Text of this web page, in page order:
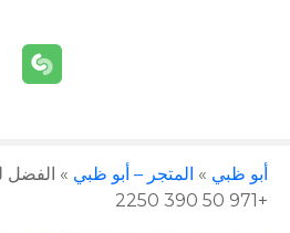
أبو ظبي » المتجر – أبو ظبي » الفضل
+971 50 390 2250